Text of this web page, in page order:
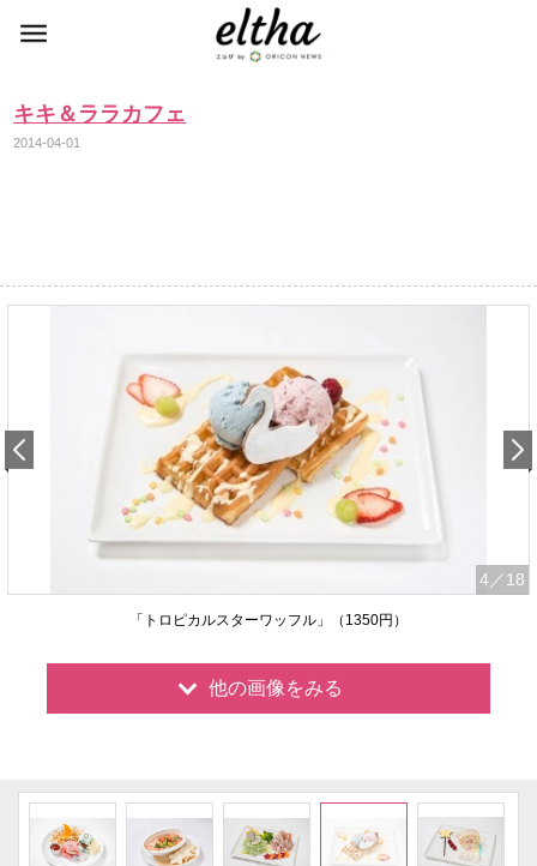
キキ＆ララカフェ
2014-04-01
4 ／18
「トロピカルスターワッフル」（1350円）
他の画像をみる